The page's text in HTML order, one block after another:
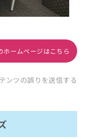
ホームページはこちら
ンツの誤りを送信する